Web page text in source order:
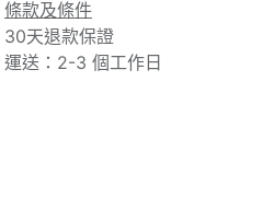
條款及條件
30天退款保證
運送：2-3 個工作日